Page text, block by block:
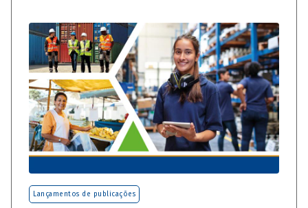
Lançamentos de publicações